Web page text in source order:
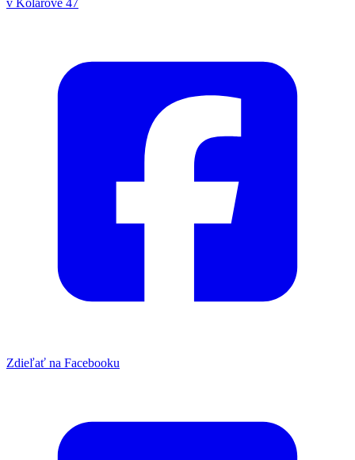
Zdieľať na Facebooku